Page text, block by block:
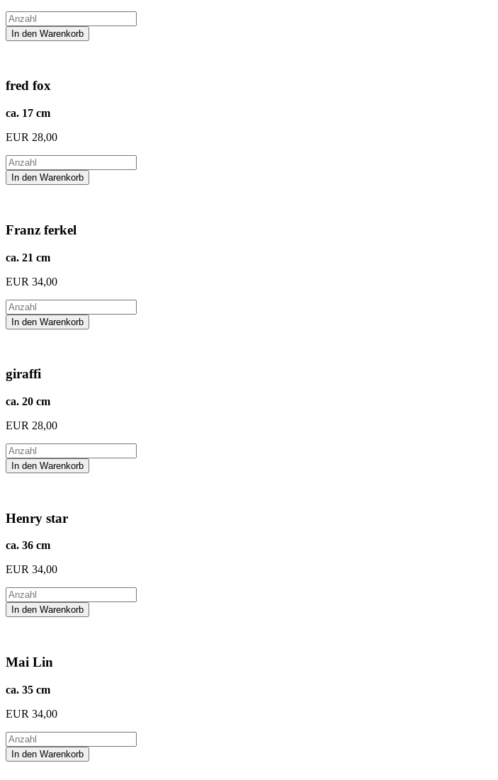
fred fox
ca. 17 cm
EUR 28,00
Franz ferkel
ca. 21 cm
EUR 34,00
giraffi
ca. 20 cm
EUR 28,00
Henry star
ca. 36 cm
EUR 34,00
Mai Lin
ca. 35 cm
EUR 34,00